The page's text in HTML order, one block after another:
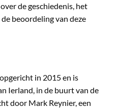
de geschiedenis, het
beoordeling van deze
in 2015 en is
Ierland, in de buurt van de
door Mark Reynier, een